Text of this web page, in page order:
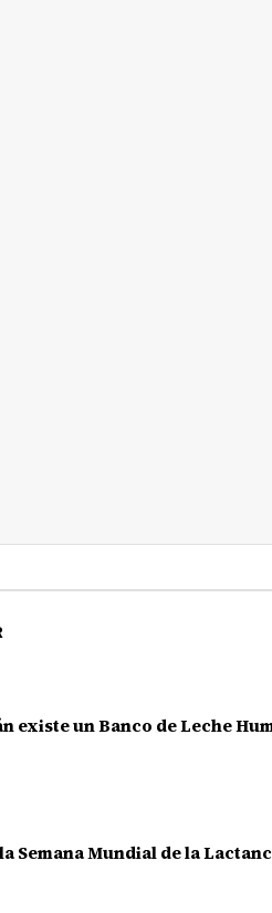
existe un Banco de Leche
Semana Mundial de la